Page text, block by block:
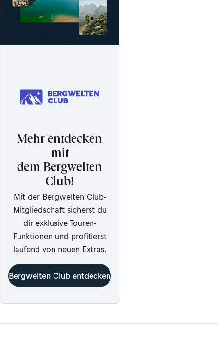
Mehr entdecken
mit
dem Bergwelten
Club!
Mit der Bergwelten Club-
Mitgliedschaft sicherst du
dir exklusive Touren-
Funktionen und profitierst
laufend von neuen Extras.
Bergwelten Club entdecken